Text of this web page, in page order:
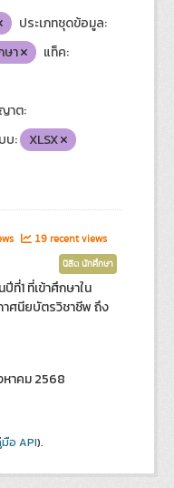
ประเภทชุดข้อมูล:
ษา
แท็ค:
าต:
บ: XLSX
19 recent views
นิสิต นักศึกษา
ที่1 ที่เข้าศึกษาใน
ศนียบัตรวิชาชีพ ถึง
าคม 2568
อ API).